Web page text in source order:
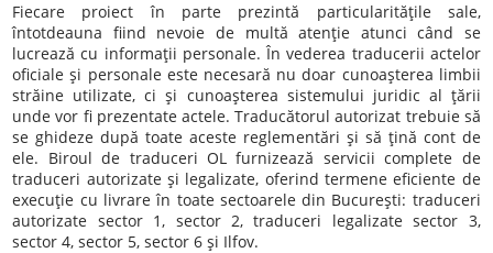
Fiecare proiect în parte prezintă particularităţile sale,
întotdeauna fiind nevoie de multă atenţie atunci când se
lucrează cu informaţii personale. În vederea traducerii actelor
oficiale şi personale este necesară nu doar cunoaşterea limbii
străine utilizate, ci şi cunoaşterea sistemului juridic al ţării
unde vor fi prezentate actele. Traducătorul autorizat trebuie să
se ghideze după toate aceste reglementări şi să ţină cont de
ele. Biroul de traduceri OL furnizează servicii complete de
traduceri autorizate şi legalizate, oferind termene eficiente de
execuţie cu livrare în toate sectoarele din Bucureşti: traduceri
autorizate sector 1, sector 2, traduceri legalizate sector 3,
sector 4, sector 5, sector 6 şi Ilfov.